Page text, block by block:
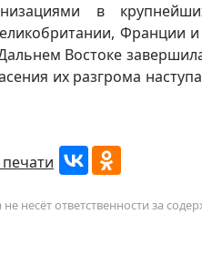
в
Франции
Востоке
их разгрома
несёт ответственности за